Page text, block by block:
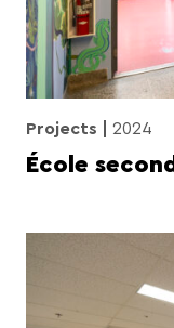
Projects 2024
École